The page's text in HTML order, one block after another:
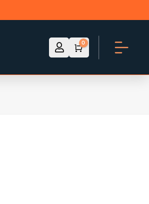
 Account
Winkelwagen
0
0.00